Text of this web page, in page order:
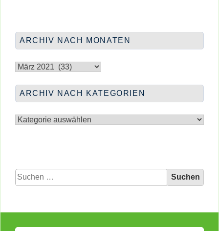
…
ARCHIV NACH MONATEN
nach
ARCHIV NACH KATEGORIEN
nach
Suchen
nach: